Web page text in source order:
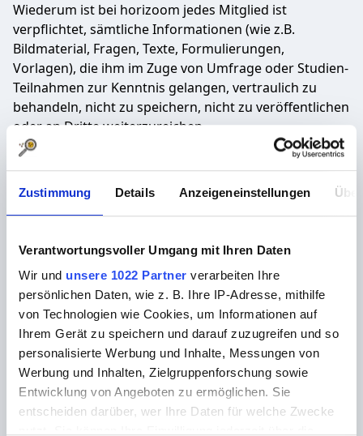
Zustimmung Details Anzeigeneinstellungen
Verantwortungsvoller Umgang mit Ihren Daten
Wir und unsere 1022 Partner verarbeiten Ihre
persönlichen Daten, wie z. B. Ihre IP-Adresse, mithilfe
von Technologien wie Cookies, um Informationen auf
Ihrem Gerät zu speichern und darauf zuzugreifen und so
personalisierte Werbung und Inhalte, Messungen von
Werbung und Inhalten, Zielgruppenforschung sowie
Entwicklung von Angeboten zu ermöglichen. Sie
entscheiden darüber, wer Ihre Daten für welche Zwecke
Wiederum ist bei horizoom jedes Mitglied ist
verpflichtet, sämtliche Informationen (wie z.B.
Bildmaterial, Fragen, Texte, Formulierungen,
Vorlagen), die ihm im Zuge von Umfrage oder Studien-
Teilnahmen zur Kenntnis gelangen, vertraulich zu
behandeln, nicht zu speichern, nicht zu veröffentlichen
oder an Dritte weiterzureichen.
Fazit
Die Rolle eines Panelisten in der Marktforschung ist
sowohl spannend als auch lohnend. Sie bietet Dir die
und Dienstleistungen teilzunehmen, die Du täglich
nutzt. Wenn auch Du Interesse hast, Teil der
horizoom-Community zu werden und als Panelist die
Welt von Morgen mitzugestalten, besuche unsere
Website für weitere Informationen und um Dich
anzumelden. Deine Meinung wartet darauf, gehört zu
werden!
Stell dir vor, deine Gedanken und Ansichten formen die